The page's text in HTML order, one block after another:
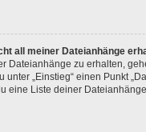
all meiner Dateianhänge
Dateianhänge zu erhalten,
unter „Einstieg“ einen Punkt
eine Liste deiner